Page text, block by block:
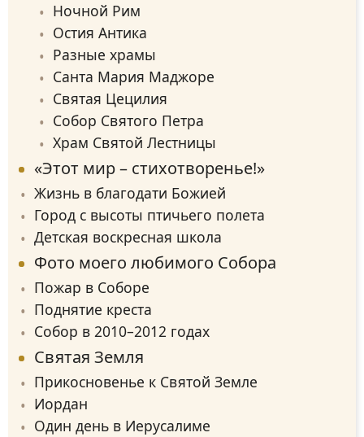
Ночной Рим
Остия Антика
Разные храмы
Санта Мария Маджоре
Святая Цецилия
Собор Святого Петра
Храм Святой Лестницы
«Этот мир – стихотворенье!»
Жизнь в благодати Божией
Город с высоты птичьего полета
Детская воскресная школа
Фото моего любимого Собора
Пожар в Cоборе
Поднятие креста
Собор в 2010–2012 годах
Святая Земля
Прикосновенье к Святой Земле
Иордан
Один день в Иерусалиме